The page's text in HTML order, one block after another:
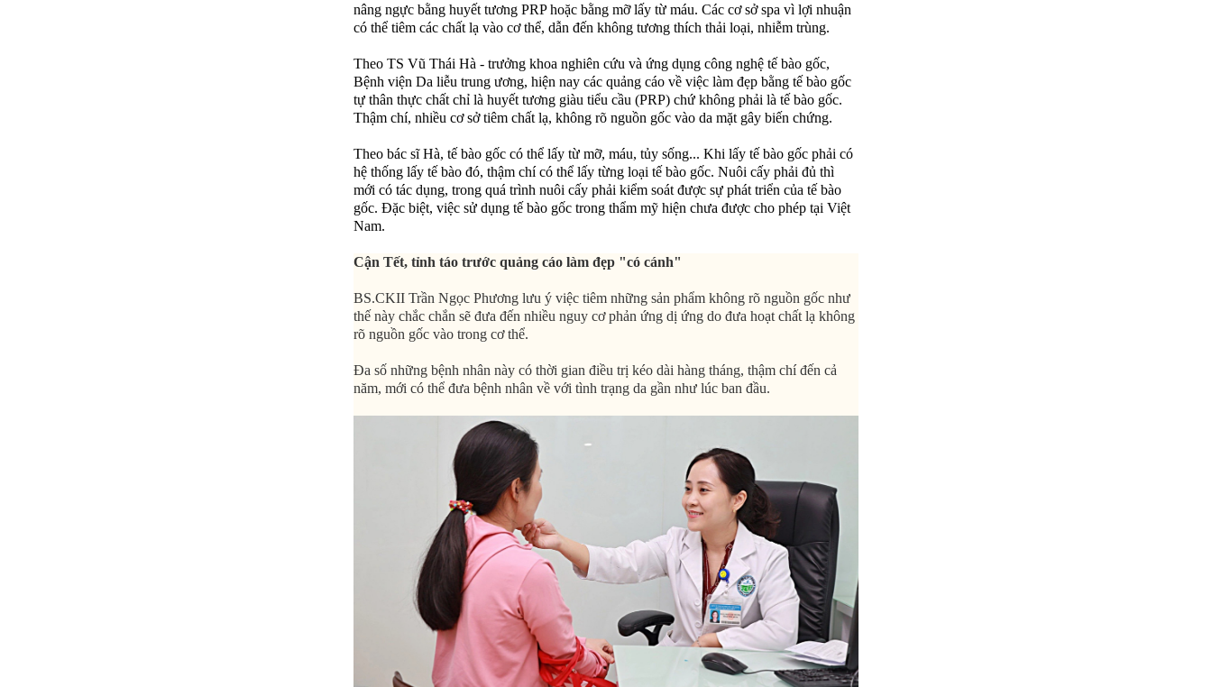
nâng ngực bằng huyết tương PRP hoặc bằng mỡ lấy từ máu. Các cơ sở spa vì lợi nhuận
có thể tiêm các chất lạ vào cơ thể, dẫn đến không tương thích thải loại, nhiễm trùng.
Theo TS Vũ Thái Hà - trưởng khoa nghiên cứu và ứng dụng công nghệ tế bào gốc,
Bệnh viện Da liễu trung ương, hiện nay các quảng cáo về việc làm đẹp bằng tế bào gốc
tự thân thực chất chỉ là huyết tương giàu tiểu cầu (PRP) chứ không phải là tế bào gốc.
Thậm chí, nhiều cơ sở tiêm chất lạ, không rõ nguồn gốc vào da mặt gây biến chứng.
Theo bác sĩ Hà, tế bào gốc có thể lấy từ mỡ, máu, tủy sống... Khi lấy tế bào gốc phải có
hệ thống lấy tế bào đó, thậm chí có thể lấy từng loại tế bào gốc. Nuôi cấy phải đủ thì
mới có tác dụng, trong quá trình nuôi cấy phải kiểm soát được sự phát triển của tế bào
gốc. Đặc biệt, việc sử dụng tế bào gốc trong thẩm mỹ hiện chưa được cho phép tại Việt
Nam.
Cận Tết, tỉnh táo trước quảng cáo làm đẹp "có cánh"
BS.CKII Trần Ngọc Phương lưu ý việc tiêm những sản phẩm không rõ nguồn gốc như
thế này chắc chắn sẽ đưa đến nhiều nguy cơ phản ứng dị ứng do đưa hoạt chất lạ không
rõ nguồn gốc vào trong cơ thể.
Đa số những bệnh nhân này có thời gian điều trị kéo dài hàng tháng, thậm chí đến cả
năm, mới có thể đưa bệnh nhân về với tình trạng da gần như lúc ban đầu.